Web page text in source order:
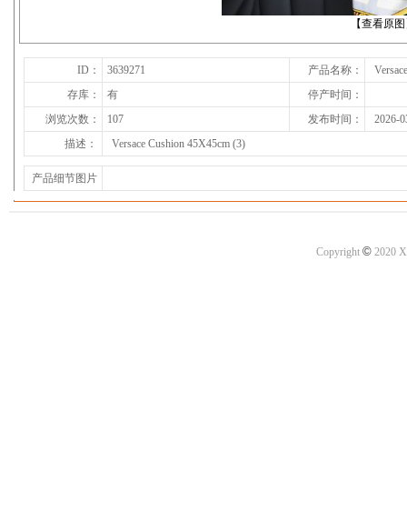
【查看原
ID： 3639271 产品名称：
存库：
有
停产时间：
浏览次数：
107 发布时间：
2026-
描述：
Versace Cushion 45X45cm (3)
产品细节图片
Copyright ©2020